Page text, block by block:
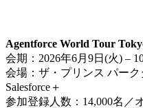
Agentforce World Tour
会期：2026年6月9日(火) –
会場：ザ・プリンス パー
Salesforce＋
参加登録人数：14,000名／